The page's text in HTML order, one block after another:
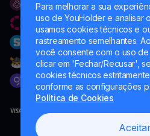
Para melhorar a sua
uso de YouHolder e analisar
usamos cookies técnicos e
rastreamento semelhantes.
você consente com o uso
clicar em 'Fechar/Recusar',
cookies técnicos
conforme as configurações
Política de Cookies